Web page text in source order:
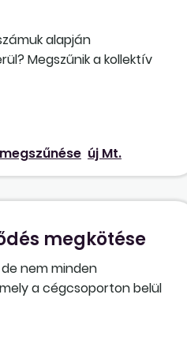
alapján
Megszűnik a kollektív
új Mt.
megkötése
nem minden
a cégcsoporton belül
azt figyelni, hogy